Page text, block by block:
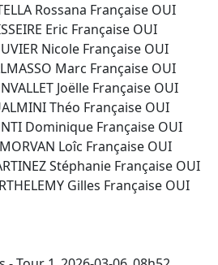
Rossana Française OUI
Eric Française OUI
Nicole Française OUI
Marc Française OUI
Joëlle Française OUI
Théo Française OUI
Dominique Française OUI
Loîc Française OUI
Stéphanie Française OUI
Gilles Française OUI